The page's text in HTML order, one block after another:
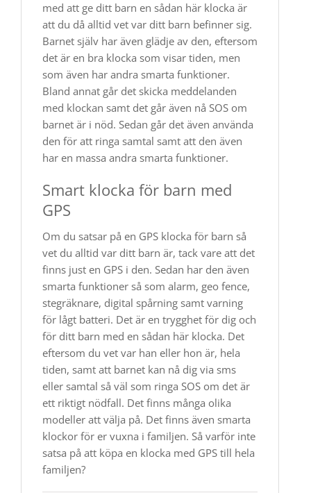
med att ge ditt barn en sådan här klocka är
att du då alltid vet var ditt barn befinner sig.
Barnet själv har även glädje av den, eftersom
det är en bra klocka som visar tiden, men
som även har andra smarta funktioner.
Bland annat går det skicka meddelanden
med klockan samt det går även nå SOS om
barnet är i nöd. Sedan går det även använda
den för att ringa samtal samt att den även
har en massa andra smarta funktioner.
Smart klocka för barn med
GPS
Om du satsar på en GPS klocka för barn så
vet du alltid var ditt barn är, tack vare att det
finns just en GPS i den. Sedan har den även
smarta funktioner så som alarm, geo fence,
stegräknare, digital spårning samt varning
för lågt batteri. Det är en trygghet för dig och
för ditt barn med en sådan här klocka. Det
eftersom du vet var han eller hon är, hela
tiden, samt att barnet kan nå dig via sms
eller samtal så väl som ringa SOS om det är
ett riktigt nödfall. Det finns många olika
modeller att välja på. Det finns även smarta
klockor för er vuxna i familjen. Så varför inte
satsa på att köpa en klocka med GPS till hela
familjen?